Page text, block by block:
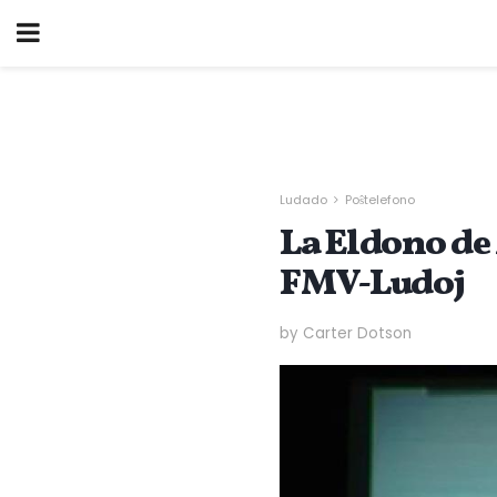
Ludado Poŝtelefono
La Eldono
FMV-Ludoj
by Carter Dotson